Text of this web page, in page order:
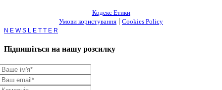
Кодекс Етики
Умови користування | Cookies Policy
Toggle
Bar
Area
Підпишіться на нашу розсилку